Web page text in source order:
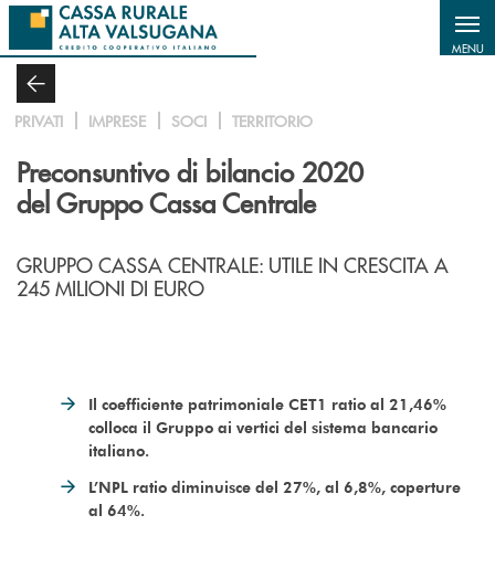
Salta al contenuto principale
MENU
PRIVATI IMPRESE SOCI TERRITORIO
Preconsuntivo di bilancio 2020
del Gruppo Cassa Centrale
GRUPPO CASSA CENTRALE: UTILE IN CRESCITA A
245 MILIONI DI EURO
Il coefficiente patrimoniale CET1 ratio al 21,46%
colloca il Gruppo ai vertici del sistema bancario
italiano.
L’NPL ratio diminuisce del 27%, al 6,8%, coperture
al 64%.